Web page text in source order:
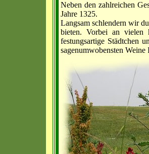
Neben den zahlreichen
Jahre 1325.
Langsam schlendern wir
bieten. Vorbei an vielen
festungsartige Städtchen
sagenumwobensten Weine